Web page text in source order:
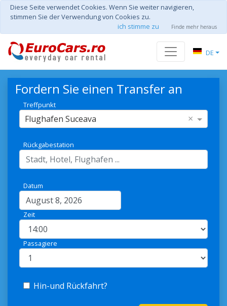
Diese Seite verwendet Cookies. Wenn Sie weiter navigieren,
stimmen Sie der Verwendung von Cookies zu.
ich stimme zu
Finde mehr heraus
DE
Fordern Sie einen Transfer an
Treffpunkt
Flughafen Suceava ×
Rückgabestation
Datum
Zeit
Passagiere
Hin-und Rückfahrt?